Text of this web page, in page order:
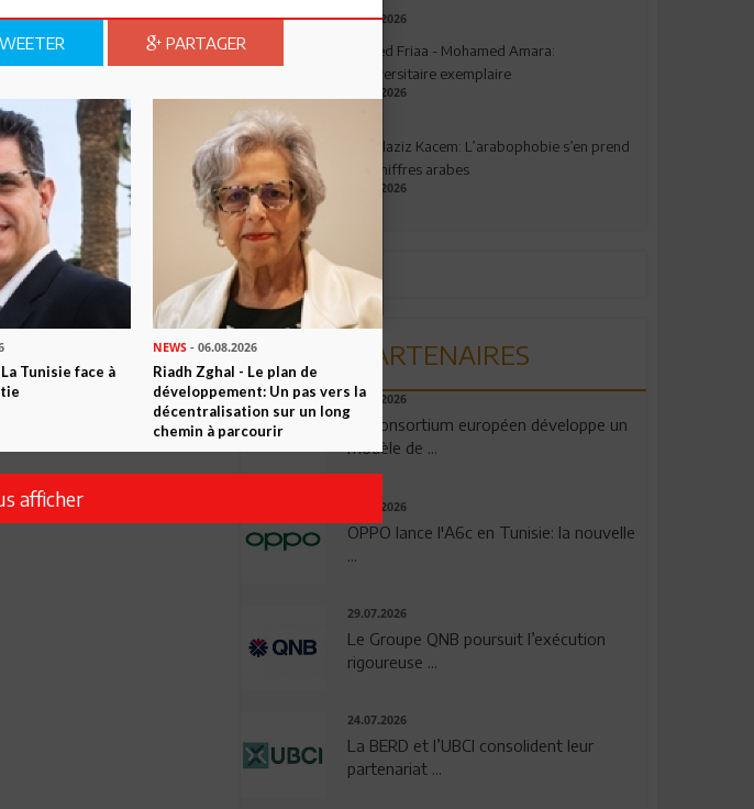
Envoyer
03.08.2026
Ahmed Friaa - Mohamed Amara:
l’Universitaire exemplaire
04.08.2026
Abdelaziz Kacem: L’arabophobie s’en prend
aux chiffres arabes
09.07.2026
PARTENAIRES
06.08.2026
Un consortium européen développe un
modèle de ...
04.08.2026
OPPO lance l'A6c en Tunisie: la nouvelle
...
29.07.2026
Le Groupe QNB poursuit l’exécution
rigoureuse ...
24.07.2026
La BERD et l’UBCI consolident leur
partenariat ...
PARTAGER
Tunisie face à
NEWS- 06.08.2026
Riadh Zghal - Le plan de
développement: Un pas vers la
décentralisation sur un long
chemin à parcourir
afficher